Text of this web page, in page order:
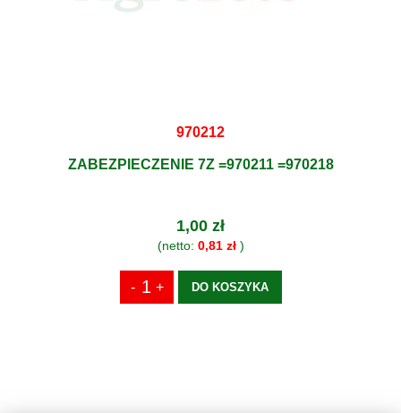
970212
ZABEZPIECZENIE 7Z =970211 =970218
1,00 zł
(netto: 0,81 zł)
DO KOSZYKA